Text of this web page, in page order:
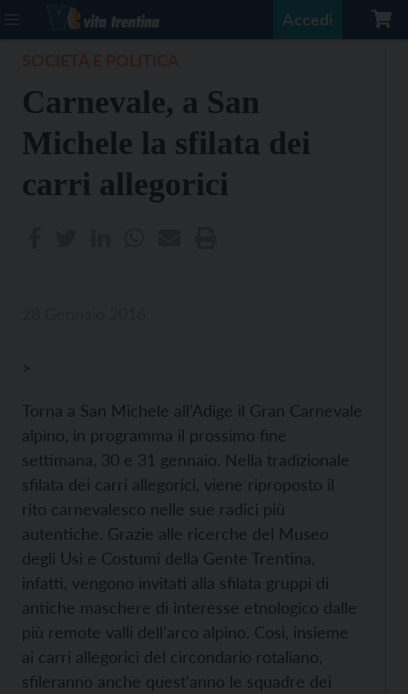
Accedi
Carnevale, a San
Michele la sfilata dei
carri allegorici
>
Torna a San Michele all’Adige il Gran Carnevale
alpino, in programma il prossimo fine
settimana, 30 e 31 gennaio. Nella tradizionale
sfilata dei carri allegorici, viene riproposto il
rito carnevalesco nelle sue radici più
autentiche. Grazie alle ricerche del Museo
degli Usi e Costumi della Gente Trentina,
infatti, vengono invitati alla sfilata gruppi di
antiche maschere di interesse etnologico dalle
più remote valli dell’arco alpino. Così, insieme
ai carri allegorici del circondario rotaliano,
sfileranno anche quest’anno le squadre dei